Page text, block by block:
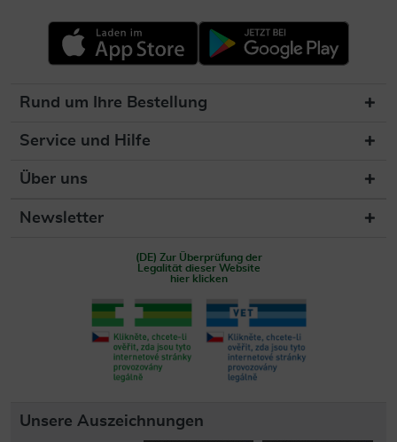
Rund um Ihre Bestellung
Service und Hilfe
Über uns
Newsletter
(DE) Zur Überprüfung der
Legalität dieser Website
hier klicken
Unsere Auszeichnungen